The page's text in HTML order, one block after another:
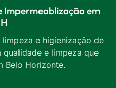
Impermeablização em
e higienização de
e limpeza que
Belo Horizonte.